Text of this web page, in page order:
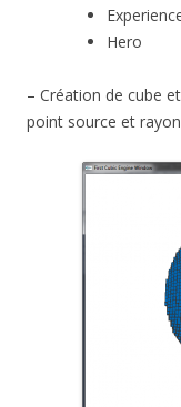
Hero
– Création de cube
point source et